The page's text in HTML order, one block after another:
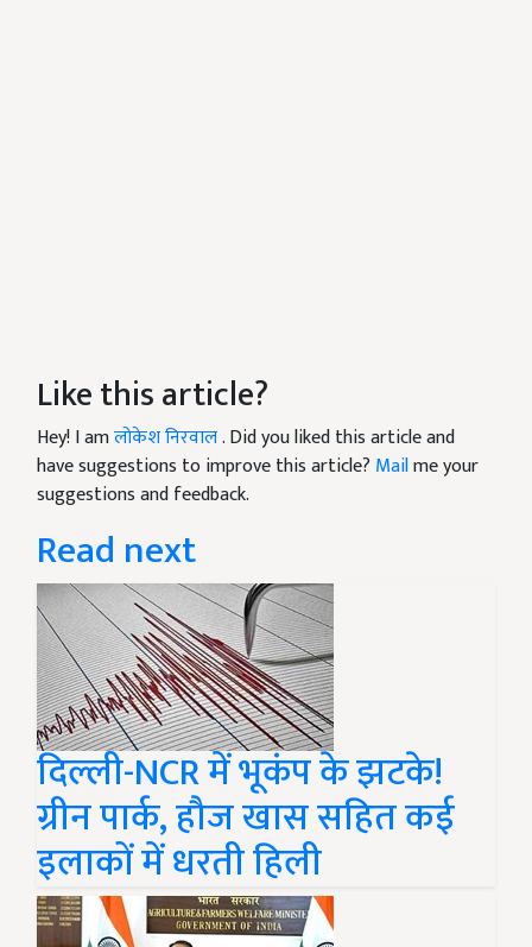
Like this article?
Hey! I amलोकेश निरवाल. Did you liked this article and
have suggestions to improve this article? Mailme your
suggestions and feedback.
Read next
दिल्ली-NCR में भूकंप के झटके!
ग्रीन पार्क, हौज खास सहित कई
इलाकों में धरती हिली